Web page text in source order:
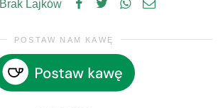
Brak Lajków
POSTAW NAM KAWĘ